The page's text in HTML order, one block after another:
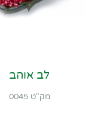
לב אוהב
מק"ט 0045